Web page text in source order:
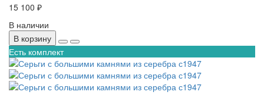
15 100 ₽
В наличии
В корзину
Есть комплект